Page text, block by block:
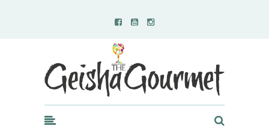
Geisha Gourmet